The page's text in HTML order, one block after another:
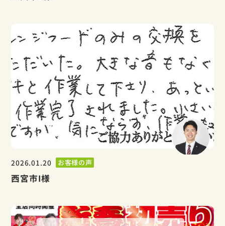
2026.01.20 お客様の声
西宮市I様